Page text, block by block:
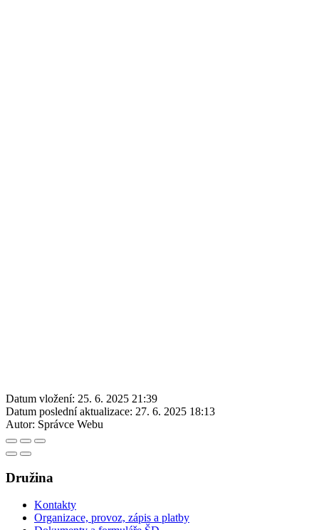
Datum vložení: 25. 6. 2025 21:39
Datum poslední aktualizace: 27. 6. 2025 18:13
Autor: Správce Webu
Družina
Kontakty
Organizace, provoz, zápis a platby